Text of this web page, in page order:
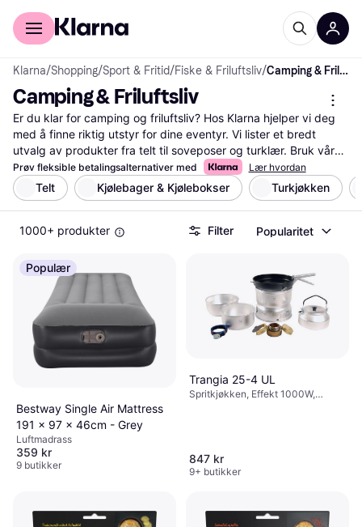
For kunder
Klarna/Shopping/Sport & Fritid/Fiske & Friluftsliv/ Camping & Friluftsliv
Camping & Friluftsliv
Er du klar for camping og friluftsliv? Hos Klarna hjelper vi deg
med å finne riktig utstyr for dine eventyr. Vi lister et bredt
utvalg av produkter fra telt til soveposer og turklær. Bruk våre
nyttige filtre for å sortere etter pris, merke eller funksjoner.
Dette gjør det enklere for deg å finne det utstyret som passer
dine behov og budsjett. Les brukeranmeldelser for å få innsikt i
hvordan produktene presterer i praksis. Enten du planlegger en
helgetur eller en lengre ekspedisjon, guider vi deg til de beste
alt du trenger for camping og friluftsliv på ett sted. Start her for
å finne det utstyret som vil gjøre dine opplevelser enda bedre!
Les mer om camping & friluftsliv her
Prøv fleksible betalingsalternativer med Lær hvordan
Telt Kjølebager & Kjølebokser Turkjøkken
1000+ produkter Filter Popularitet
Populær
Bestway Single Air Mattress
191 x 97 x 46cm - Grey
Luftmadrass
359 kr
9 butikker
Trangia 25-4 UL
Spritkjøkken, Effekt 1000W,
847 kr
9+ butikker